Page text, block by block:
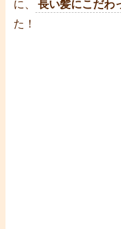
に、 長い髪にこだわ
た！